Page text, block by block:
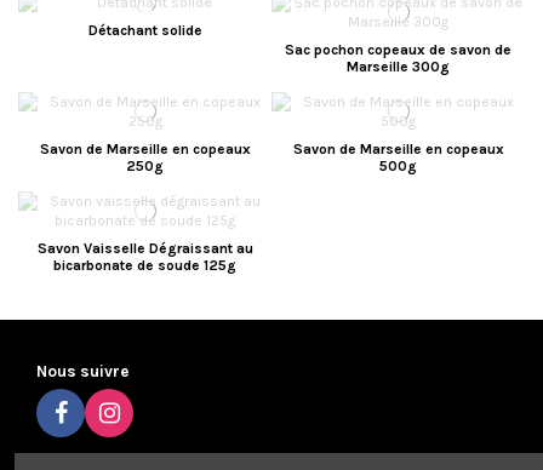
Détachant solide
Sac pochon copeaux de savon de
Marseille 300g
Savon de Marseille en copeaux
250g
Savon de Marseille en copeaux
500g
Savon Vaisselle Dégraissant au
bicarbonate de soude 125g
Nous suivre